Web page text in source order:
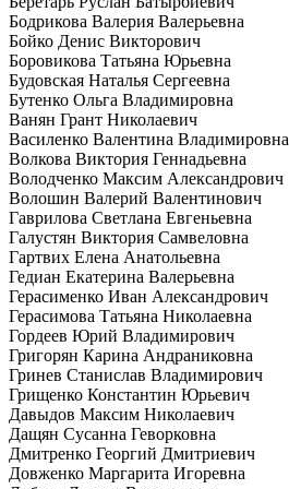
Бодрикова Валерия Валерьевна
Бойко Денис Викторович
Боровикова Татьяна Юрьевна
Будовская Наталья Сергеевна
Бутенко Ольга Владимировна
Ванян Грант Николаевич
Василенко Валентина Владимировна
Волкова Виктория Геннадьевна
Володченко Максим Александрович
Волошин Валерий Валентинович
Гаврилова Светлана Евгеньевна
Галустян Виктория Самвеловна
Гартвих Елена Анатольевна
Гедиан Екатерина Валерьевна
Герасименко Иван Александрович
Герасимова Татьяна Николаевна
Гордеев Юрий Владимирович
Григорян Карина Андраниковна
Гринев Станислав Владимирович
Грищенко Константин Юрьевич
Давыдов Максим Николаевич
Дащян Сусанна Геворковна
Дмитренко Георгий Дмитриевич
Довженко Маргарита Игоревна